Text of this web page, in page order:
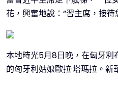
花，興奮地說：“習主席，接待
本地時光5月8日晚，在匈牙利
的匈牙利姑娘歐拉·塔瑪拉。